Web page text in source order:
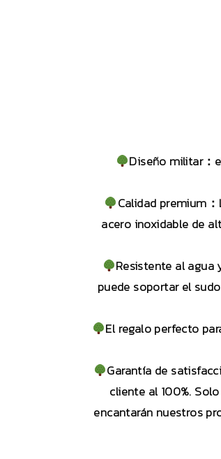
Diseño militar：
Calidad premium
acero inoxidable de
Resistente al agua
puede soportar el
El regalo perfecto
Garantía de
cliente al 100%.
encantarán nuestros